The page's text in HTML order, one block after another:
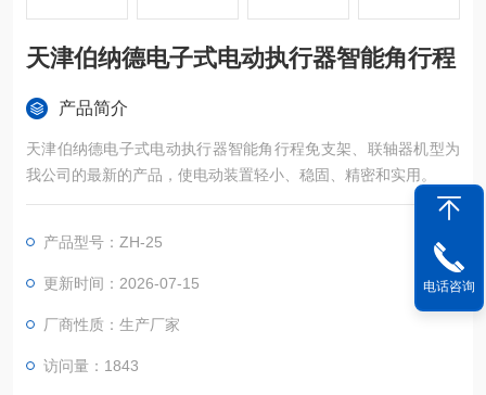
天津伯纳德电子式电动执行器智能角行程
产品简介
天津伯纳德电子式电动执行器智能角行程免支架、联轴器机型为
我公司的最新的产品，使电动装置轻小、稳固、精密和实用。
产品型号：ZH-25
更新时间：2026-07-15
厂商性质：生产厂家
访问量：1843
电话咨询